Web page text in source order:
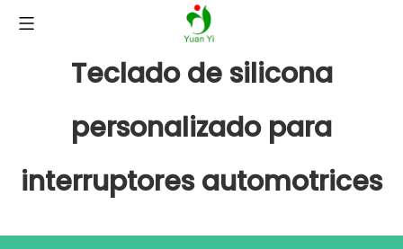
Teclado de silicona
personalizado para
interruptores automotrices